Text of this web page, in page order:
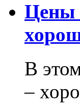
Цены
В
–